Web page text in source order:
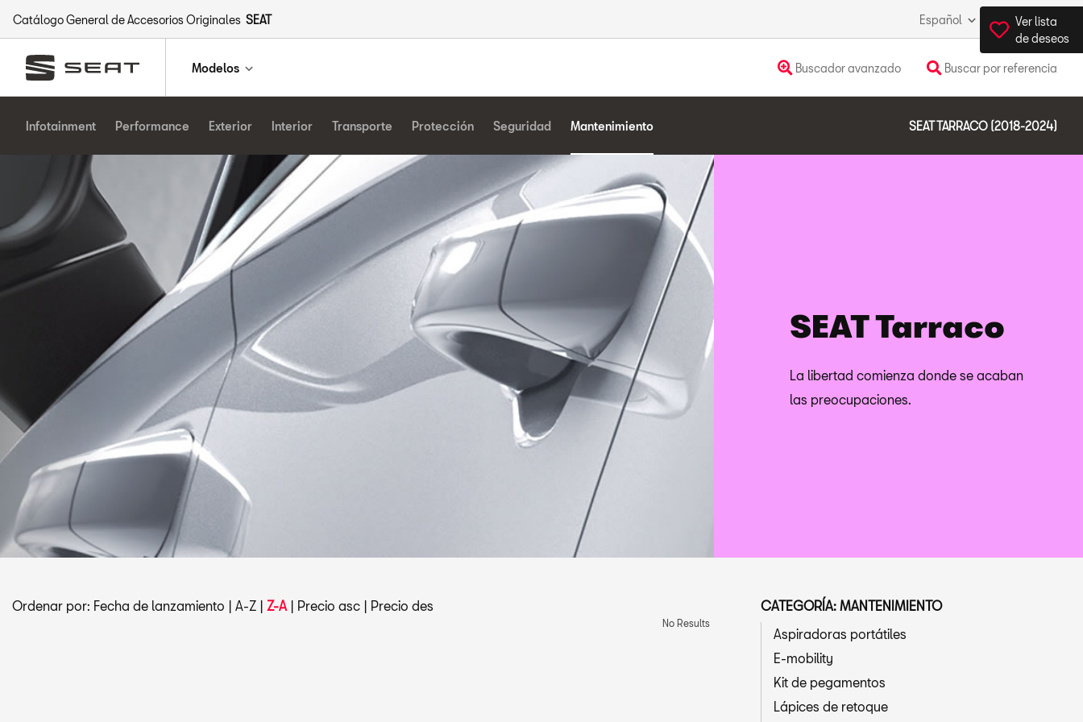
Catálogo General de Accesorios Originales SEAT Español España
Modelos Buscador avanzado Buscar por referencia
Ver lista
de deseos
Infotainment Performance Exterior Interior Transporte Protección Seguridad Mantenimiento SEAT TARRACO (2018-2024)
SEAT Tarraco
La libertad comienza donde se acaban
las preocupaciones.
Ordenar por: Fecha de lanzamiento | A-Z | Z-A | Precio asc | Precio des
No Results
CATEGORÍA: MANTENIMIENTO
Aspiradoras portátiles
E-mobility
Kit de pegamentos
Lápices de retoque